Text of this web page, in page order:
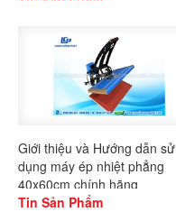
Giới thiệu và Hướng dẫn sử
dụng máy ép nhiệt phẳng
40x60cm chính hãng
Gaoshang
Tin Sản Phẩm